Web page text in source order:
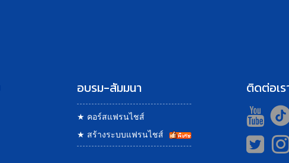
อบรม-สัมมนา
★ คอร์สแฟรนไชส์
★ สร้างระบบแฟรนไชส์
ติดต่อเร